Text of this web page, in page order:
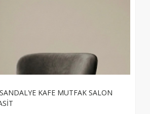
KAFE MUTFAK SALON